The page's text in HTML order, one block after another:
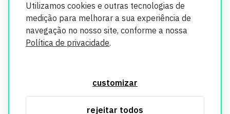
Utilizamos cookies e outras tecnologias de
medição para melhorar a sua experiência de
navegação no nosso site, conforme a nossa
Política de privacidade.
customizar
rejeitar todos
segurança. Todos os dados coletados em nosso site são
utilizados exclusivamente para fins de aprimoramento de
informações, consulte nossa Política de Privacidade.